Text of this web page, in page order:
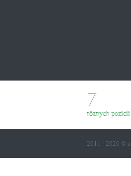
7
rôznych pozícií
2011 - 2026 ©